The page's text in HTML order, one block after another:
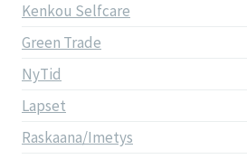
Kenkou Selfcare
Green Trade
NyTid
Lapset
Raskaana/Imetys